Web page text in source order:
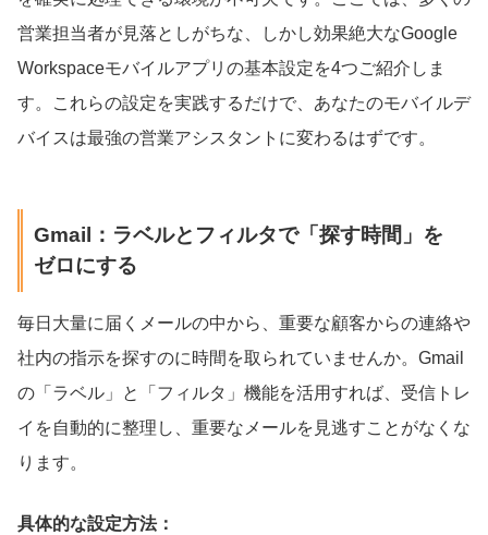
営業担当者が見落としがちな、しかし効果絶大なGoogle
Workspaceモバイルアプリの基本設定を4つご紹介しま
す。これらの設定を実践するだけで、あなたのモバイルデ
バイスは最強の営業アシスタントに変わるはずです。
Gmail：ラベルとフィルタで「探す時間」を
ゼロにする
毎日大量に届くメールの中から、重要な顧客からの連絡や
社内の指示を探すのに時間を取られていませんか。Gmail
の「ラベル」と「フィルタ」機能を活用すれば、受信トレ
イを自動的に整理し、重要なメールを見逃すことがなくな
ります。
具体的な設定方法：